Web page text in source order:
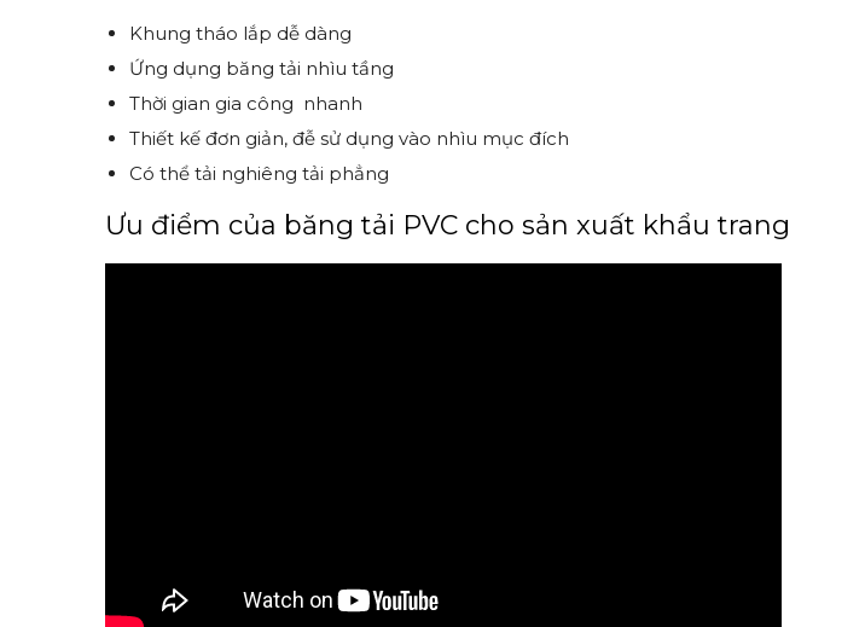
Khung tháo lắp dễ dàng
Ứng dụng băng tải nhìu tầng
Thời gian gia công nhanh
Thiết kế đơn giản, đễ sử dụng vào nhìu mục đích
Có thể tải nghiêng tải phẳng
Ưu điểm của băng tải PVC cho sản xuất khẩu trang